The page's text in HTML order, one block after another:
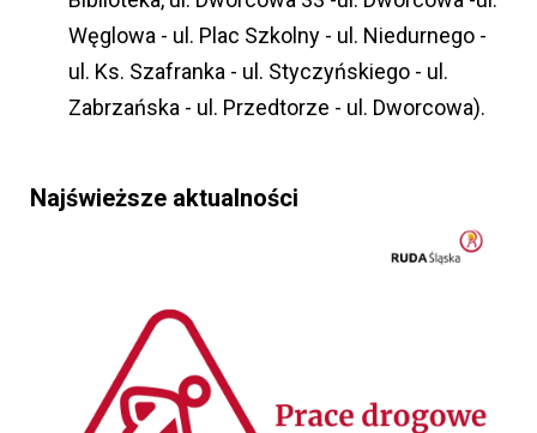
Węglowa - ul. Plac Szkolny - ul. Niedurnego -
ul. Ks. Szafranka - ul. Styczyńskiego - ul.
Zabrzańska - ul. Przedtorze - ul. Dworcowa).
Najświeższe aktualności